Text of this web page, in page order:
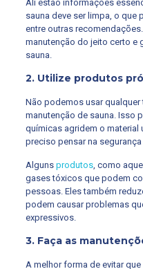
Ali estão informações
sauna deve ser limpa, o que
entre outras
manutenção do jeito certo e
sauna.
2. Utilize produtos
Não podemos usar
manutenção de sauna. Isso
químicas agridem o material
preciso pensar na
Alguns produtos, como
gases tóxicos que podem
pessoas. Eles também
podem causar problemas
expressivos.
3. Faça as
A melhor forma de evitar